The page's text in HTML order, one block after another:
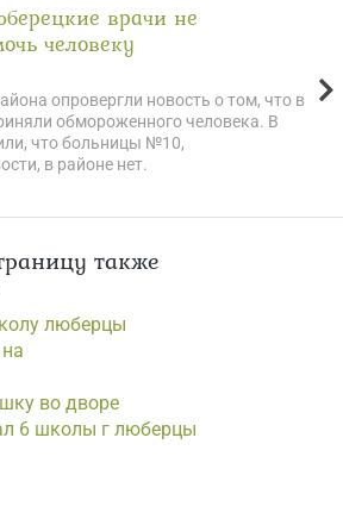
врачи не
человеку
опровергли новость о том, что в
обмороженного человека. В
что больницы №10,
в районе нет.
также
люберцы
во дворе
6 школы г люберцы